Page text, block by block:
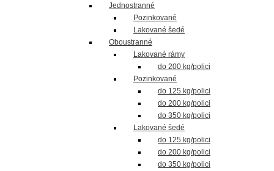
Jednostranné
Pozinkované
Lakované šedé
Oboustranné
Lakované rámy
do 200 kg/polici
Pozinkované
do 125 kg/polici
do 200 kg/polici
do 350 kg/polici
Lakované šedé
do 125 kg/polici
do 200 kg/polici
do 350 kg/polici